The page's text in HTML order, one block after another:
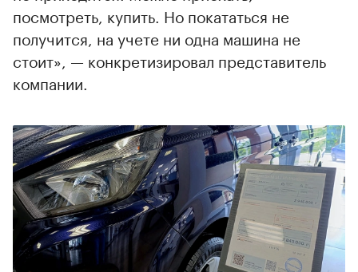
посмотреть, купить. Но покататься не
получится, на учете ни одна машина не
стоит», — конкретизировал представитель
компании.